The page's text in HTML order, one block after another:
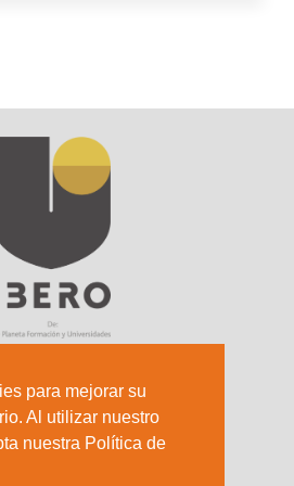
para mejorar su
Al utilizar nuestro
nuestra Política de